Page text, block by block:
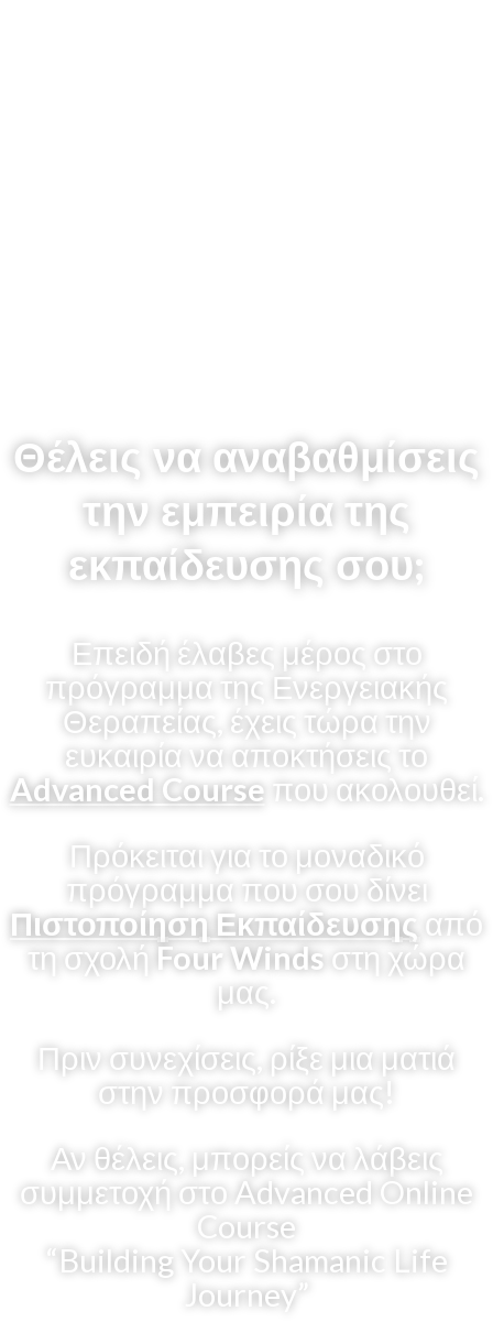
Θέλεις να αναβαθμίσεις
την εμπειρία της
εκπαίδευσης σου;
Επειδή έλαβες μέρος στο
πρόγραμμα της Ενεργειακής
Θεραπείας, έχεις τώρα την
ευκαιρία να αποκτήσεις το
Advanced Course που ακολουθεί.
Πρόκειται για το μοναδικό
πρόγραμμα που σου δίνει
Πιστοποίηση Εκπαίδευσης από
τη σχολή Four Winds στη χώρα
μας.
Πριν συνεχίσεις, ρίξε μια ματιά
στην προσφορά μας!
Αν θέλεις, μπορείς να λάβεις
συμμετοχή στο Advanced Online
Course
“Building Your Shamanic Life
Journey”